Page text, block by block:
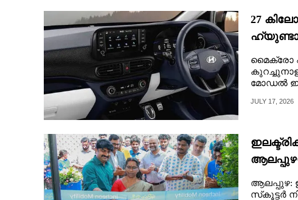
27
മൈക്രോ
മോഡൽ ഈ
JULY 17, 2026
ആലപ്പുഴ:
സ്‌കൂട്ടര്‍